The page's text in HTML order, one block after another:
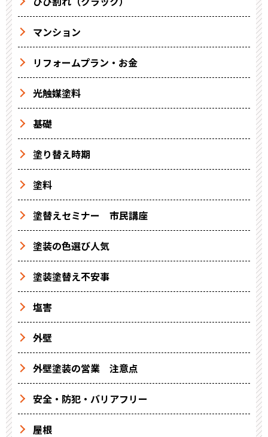
マンション
リフォームプラン・お金
光触媒塗料
基礎
塗り替え時期
塗料
塗替えセミナー 市民講座
塗装の色選び人気
塗装塗替え不安事
塩害
外壁
外壁塗装の営業 注意点
安全・防犯・バリアフリー
屋根